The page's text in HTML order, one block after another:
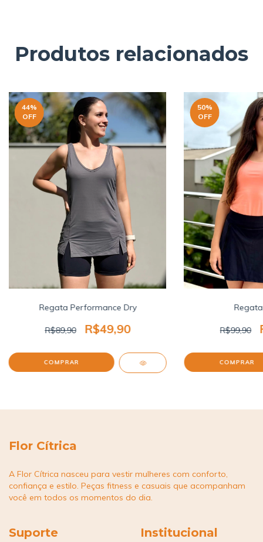
Produtos relacionados
44%
OFF
Regata Performance Dry
R$89,90 R$49,90
COMPRAR
50%
OFF
R$99,90
COMPRAR
Flor Cítrica
A Flor Cítrica nasceu para vestir mulheres com conforto,
confiança e estilo. Peças fitness e casuais que acompanham
você em todos os momentos do dia.
Suporte Institucional